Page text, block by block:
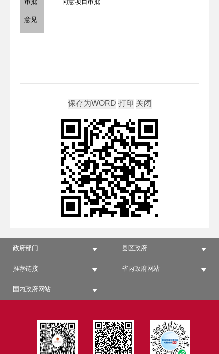
审批
意见
同意项目审批
政府部门 县区政府
推荐链接 省内政府网站
国内政府网站